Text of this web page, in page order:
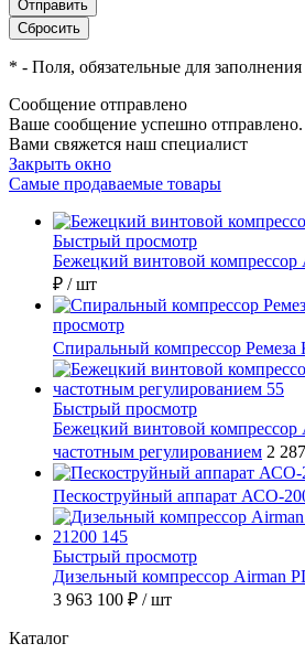
* - Поля, обязательные для заполнения
Сообщение отправлено
Ваше сообщение успешно
Вами свяжется наш специалист
Закрыть окно
Самые продаваемые товары
Быстрый просмотр
Бежецкий винтовой
₽ / шт
просмотр
Спиральный компрессор Ремеза
Быстрый просмотр
Бежецкий винтовой
частотным регулированием 2
Пескоструйный аппарат АСО-
Быстрый просмотр
Дизельный компрессор Airman
3 963 100 ₽ / шт
Каталог